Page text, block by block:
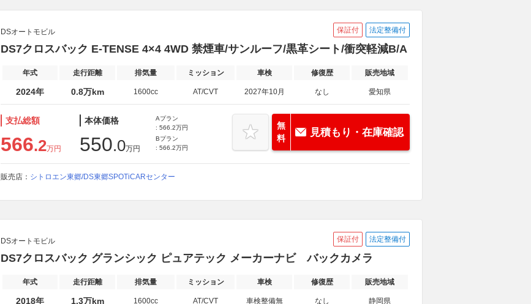
DSオートモビル 保証付 法定整備付
DS7クロスバック E-TENSE 4×4 4WD 禁煙車/サンルーフ/黒革シート/衝突軽減B/A
年式 走行距離 排気量 ミッション 車検 修復歴 販売地域
2024年 0.8万km 1600cc AT/CVT 2027年10月 なし 愛知県
支払総額
566.2万円
本体価格
550.0万円
Aプラン
: 566.2万円
Bプラン
: 566.2万円
無
料
見積もり・在庫確認
販売店： シトロエン東郷/DS東郷SPOTiCARセンター
DSオートモビル 保証付 法定整備付
DS7クロスバック グランシック ピュアテック メーカーナビ バックカメラ
年式 走行距離 排気量 ミッション 車検 修復歴 販売地域
2018年 1.3万km 1600cc AT/CVT 車検整備無 なし 静岡県